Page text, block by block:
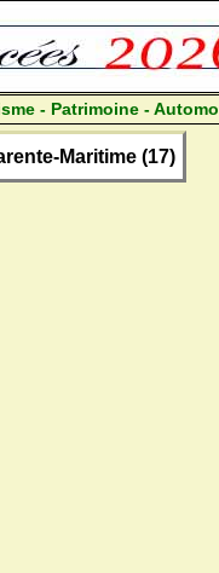
- Patrimoine -
Maritime (17)